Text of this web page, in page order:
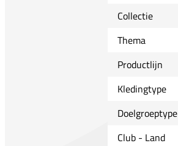
Collectie
Thema
Productlijn
Kledingtype
Doelgroeptype
Club - Land